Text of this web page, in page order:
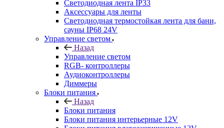
Светодиодная лента IP33
Аксессуары для ленты
Светодиодная термостойкая лента для бани,
сауны IP68 24V
Управление светом
Назад
Управление светом
RGB- контроллеры
Аудиоконтроллеры
Диммеры
Блоки питания
Назад
Блоки питания
Блоки питания интерьерные 12V